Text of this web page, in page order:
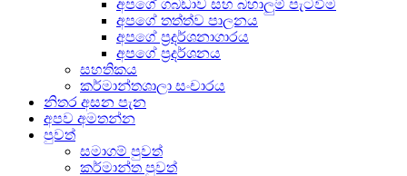
අපගේ ගබඩාව සහ බහාලුම් පැටවීම
අපගේ තත්ත්ව පාලනය
අපගේ ප්‍රදර්ශනාගාරය
අපගේ ප්‍රදර්ශනය
සහතිකය
කර්මාන්තශාලා සංචාරය
නිතර අසන පැන
අපව අමතන්න
පුවත්
සමාගම් පුවත්
කර්මාන්ත පුවත්